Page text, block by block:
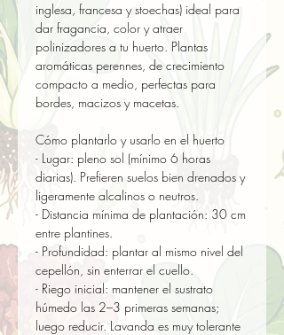
inglesa, francesa y stoechas) ideal para
dar fragancia, color y atraer
polinizadores a tu huerto. Plantas
aromáticas perennes, de crecimiento
compacto a medio, perfectas para
bordes, macizos y macetas.
Cómo plantarlo y usarlo en el huerto
- Lugar: pleno sol (mínimo 6 horas
diarias). Prefieren suelos bien drenados y
ligeramente alcalinos o neutros.
- Distancia mínima de plantación: 30 cm
entre plantines.
- Profundidad: plantar al mismo nivel del
cepellón, sin enterrar el cuello.
- Riego inicial: mantener el sustrato
húmedo las 2–3 primeras semanas;
luego reducir. Lavanda es muy tolerante